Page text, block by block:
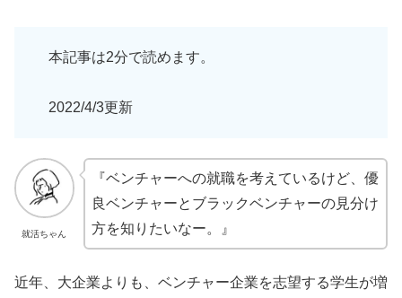
本記事は2分で読めます。
2022/4/3更新
就活ちゃん
『ベンチャーへの就職を考えているけど、優
良ベンチャーとブラックベンチャーの見分け
方を知りたいなー。』
近年、大企業よりも、ベンチャー企業を志望する学生が増